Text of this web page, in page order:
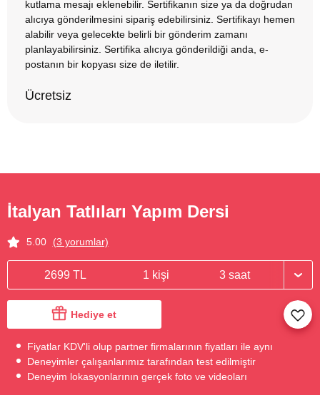
kutlama mesajı eklenebilir. Sertifikanın size ya da doğrudan
alıcıya gönderilmesini sipariş edebilirsiniz. Sertifikayı hemen
alabilir veya gelecekte belirli bir gönderim zamanı
planlayabilirsiniz. Sertifika alıcıya gönderildiği anda, e-
postanın bir kopyası size de iletilir.
Ücretsiz
İtalyan Tatlıları Yapım Dersi
5.00 (3 yorumlar)
2699 TL 1 kişi 3 saat
Hediye et
Fiyatlar KDV'li olup partner firmalarının fiyatları ile aynı
Deneyimler çalışanlarımız tarafından test edilmiştir
Deneyim lokasyonlarının gerçek foto ve videoları